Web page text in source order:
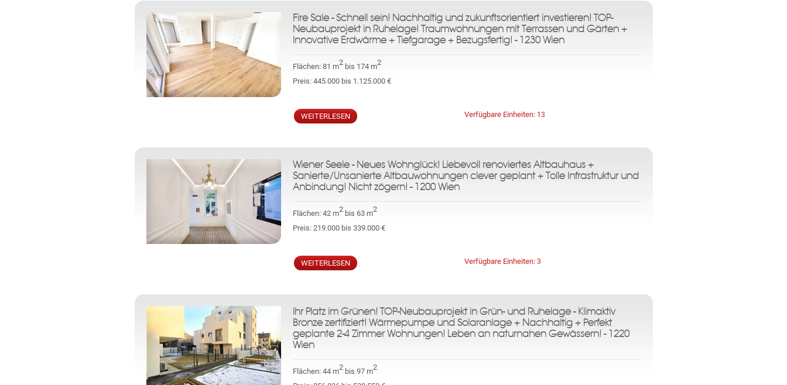
Fire Sale - Schnell sein! Nachhaltig und zukunftsorientiert investieren! TOP-
Neubauprojekt in Ruhelage! Traumwohnungen mit Terrassen und Gärten +
Innovative Erdwärme + Tiefgarage + Bezugsfertig! - 1230 Wien
Flächen: 81 m2bis 174 m2
Preis: 445.000 bis 1.125.000 €
WEITERLESEN Verfügbare Einheiten: 13
Wiener Seele - Neues Wohnglück! Liebevoll renoviertes Altbauhaus +
Sanierte/Unsanierte Altbauwohnungen clever geplant + Tolle Infrastruktur und
Anbindung! Nicht zögern! - 1200 Wien
Flächen: 42 m2bis 63 m2
Preis: 219.000 bis 339.000 €
WEITERLESEN Verfügbare Einheiten: 3
Ihr Platz im Grünen! TOP-Neubauprojekt in Grün- und Ruhelage - Klimaktiv
Bronze zertifiziert! Wärmepumpe und Solaranlage + Nachhaltig + Perfekt
geplante 2-4 Zimmer Wohnungen! Leben an naturnahen Gewässern! - 1220
Wien
Flächen: 44 m2bis 97 m2